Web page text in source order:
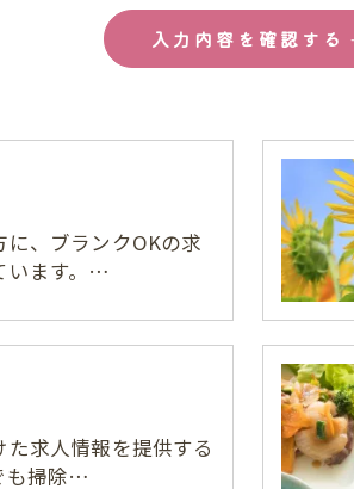
、ブランクOKの求
います。…
求人情報を提供する
も掃除…